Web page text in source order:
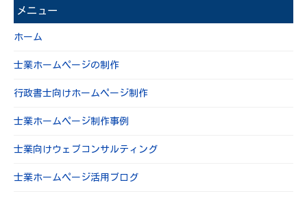
メニュー
ホーム
士業ホームページの制作
行政書士向けホームページ制作
士業ホームページ制作事例
士業向けウェブコンサルティング
士業ホームページ活用ブログ